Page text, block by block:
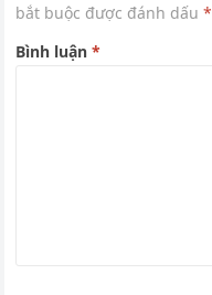
bắt buộc được đánh dấu*
Bình luận*